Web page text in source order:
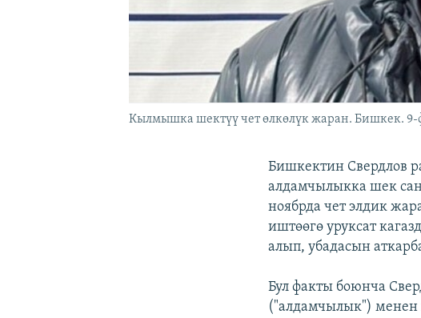
Кылмышка шектүү чет өлкөлүк жаран. Бишкек. 9-
Бишкектин Свердлов
алдамчылыкка шек
ноябрда чет элдик
иштөөгө уруксат
алып, убадасын
Бул факты боюнча
("алдамчылык") менен